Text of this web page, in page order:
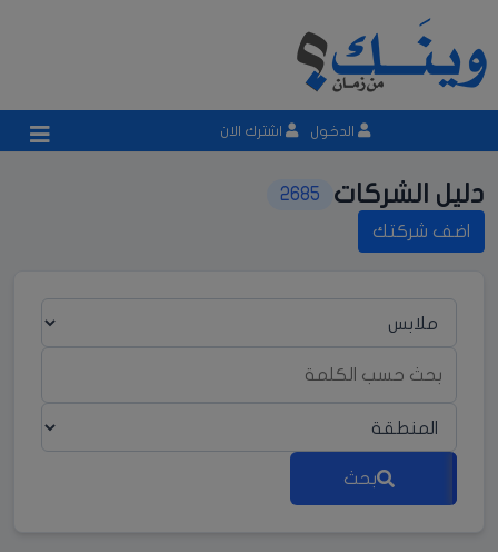
الدخول اشترك الان
دليل الشركات 2685
اضف شركتك
بحث